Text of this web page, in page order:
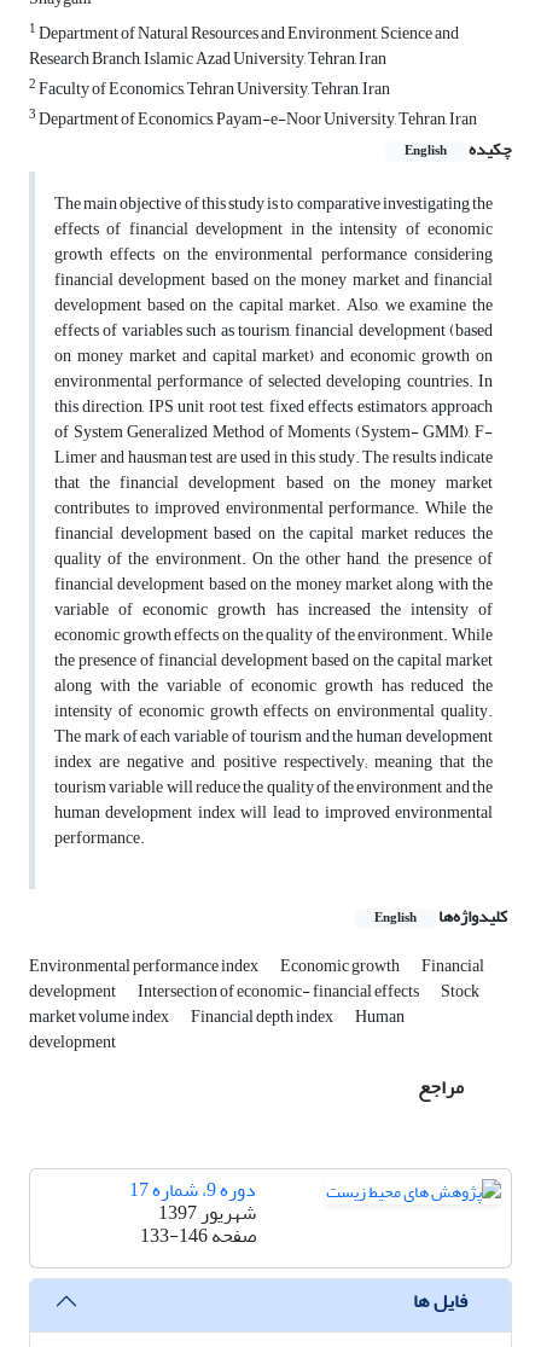
1Department of Natural Resources and Environment, Science and
Research Branch, Islamic Azad University, Tehran, Iran
2Faculty of Economics, Tehran University, Tehran, Iran
3Department of Economics, Payam-e-Noor University, Tehran, Iran
چکیده
English
The main objective of this study is to comparative investigating the
effects of financial development in the intensity of economic
growth effects on the environmental performance considering
financial development based on the money market and financial
development based on the capital market. Also, we examine the
effects of variables such as tourism, financial development (based
on money market and capital market) and economic growth on
environmental performance of selected developing countries. In
this direction, IPS unit root test, fixed effects estimators, approach
of System Generalized Method of Moments (System- GMM), F-
Limer and hausman test are used in this study. The results indicate
that the financial development based on the money market
contributes to improved environmental performance. While the
financial development based on the capital market reduces the
quality of the environment. On the other hand, the presence of
financial development based on the money market along with the
variable of economic growth has increased the intensity of
economic growth effects on the quality of the environment. While
the presence of financial development based on the capital market
along with the variable of economic growth has reduced the
intensity of economic growth effects on environmental quality.
The mark of each variable of tourism and the human development
index are negative and positive respectively; meaning that the
tourism variable will reduce the quality of the environment and the
human development index will lead to improved environmental
performance.
کلیدواژه‌ها English
Environmental performance index Economic growth Financial
development Intersection of economic- financial effects Stock
market volume index Financial depth index Human
development
مراجع
دوره 9، شماره 17
شهریور 1397
صفحه133-146
فایل ها